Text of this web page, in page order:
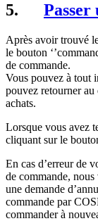
5. Passer
Après avoir trouvé
le bouton
de commande.
Vous pouvez à tout
pouvez retourner
achats.
Lorsque vous avez
cliquant sur le
En cas d’erreur de
de commande, nous
une demande
commande par
commander à